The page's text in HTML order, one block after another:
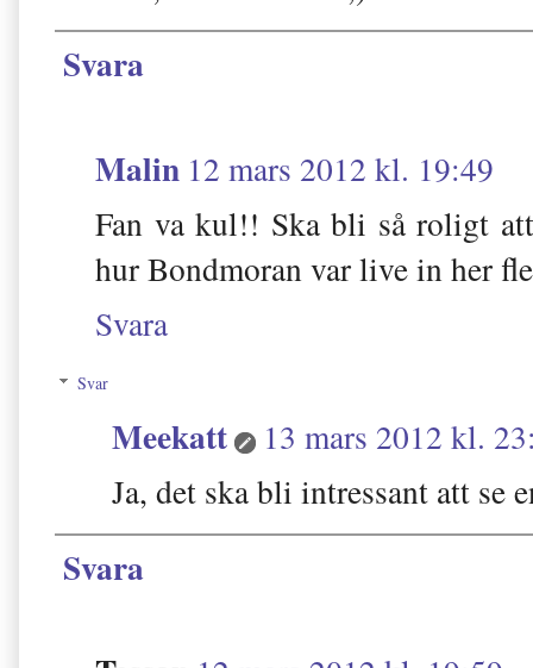
Svara
Malin 12 mars 2012 kl. 19:49
Fan va kul!! Ska bli så roligt
hur Bondmoran var live in her
Svara
Svar
Meekatt
13 mars 2012 kl.
Ja, det ska bli intressant att se
Svara